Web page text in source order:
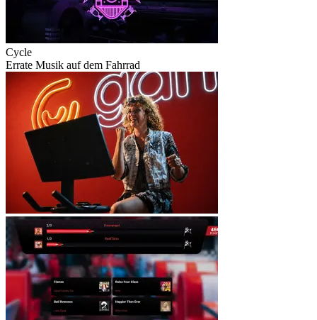
Cycle
Errate Musik auf dem Fahrrad